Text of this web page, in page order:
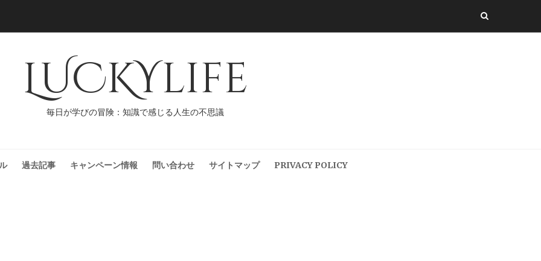
LUCKYlife
毎日が学びの冒険：知識で感じる人生の不思議
過去記事 キャンペーン情報 問い合わせ サイトマップ PRIVACY POLICY